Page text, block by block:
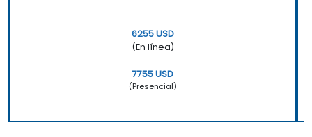
6255 USD
(En línea)
7755 USD
(Presencial)